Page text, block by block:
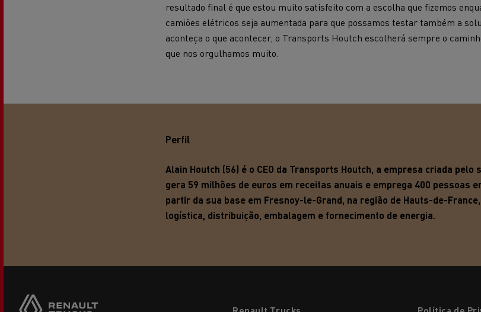
resultado final é que estou muito satisfeito com a escolha que fizemos
camiões elétricos seja aumentada para que possamos testar também a
aconteça o que acontecer, o Transports Houtch escolherá sempre o
que nos orgulhamos muito.
Perfil
Alain Houtch (56) é o CEO da Transports Houtch, a empresa criada pelo
gera 59 milhões de euros em receitas anuais e emprega 400 pessoas
partir da sua base em Fresnoy-le-Grand, na região de Hauts-de-
logística, distribuição, embalagem e fornecimento de energia.